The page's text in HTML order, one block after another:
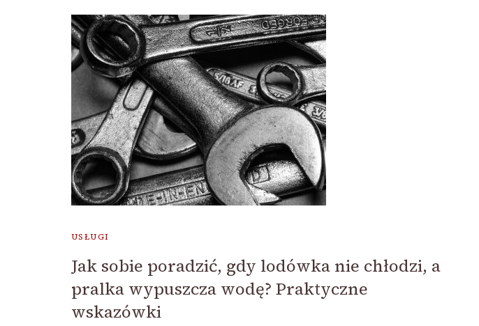
USŁUGI
Jak sobie poradzić, gdy lodówka nie chłodzi, a
pralka wypuszcza wodę? Praktyczne
wskazówki